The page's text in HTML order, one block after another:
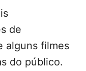
de
alguns filmes
do público.